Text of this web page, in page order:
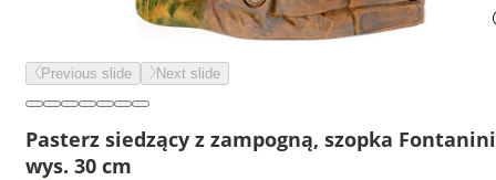
Previous slide Next slide
Pasterz siedzący z zampogną, szopka Fontanini
wys. 30 cm